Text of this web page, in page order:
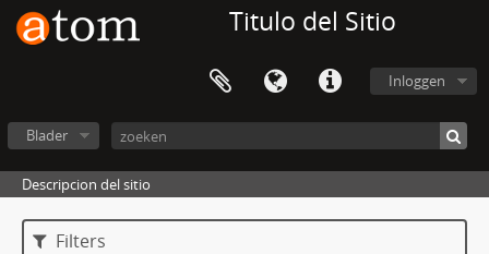
Titulo del Sitio
Inloggen
Blader
Descripcion del sitio
Filters